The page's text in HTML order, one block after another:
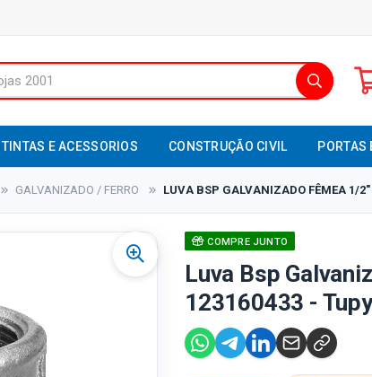
TINTAS E ACESSORIOS CONSTRUÇÃO CIVIL PORTAS
GALVANIZADO / FERRO LUVA BSP GALVANIZADO FÊMEA 1/
COMPRE JUNTO
Luva Bsp
123160433 - Tupy